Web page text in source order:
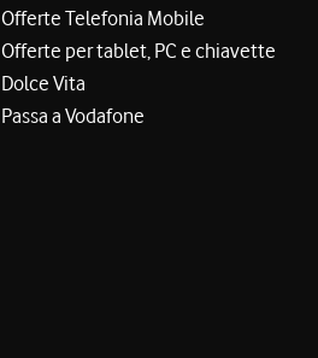
Offerte Telefonia Mobile
Offerte per tablet, PC e chiavette
Dolce Vita
Passa a Vodafone